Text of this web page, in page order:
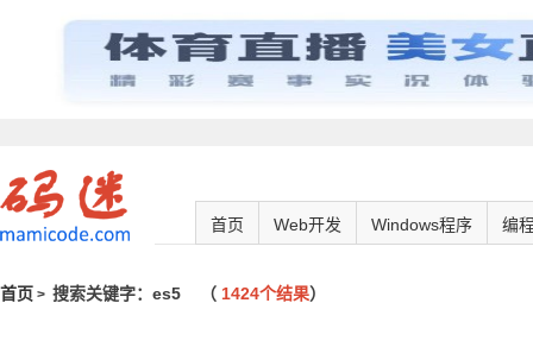
首页 Web开发 Windows程序 编
首页 > 搜索关键字：es5 （ 1424个结果）